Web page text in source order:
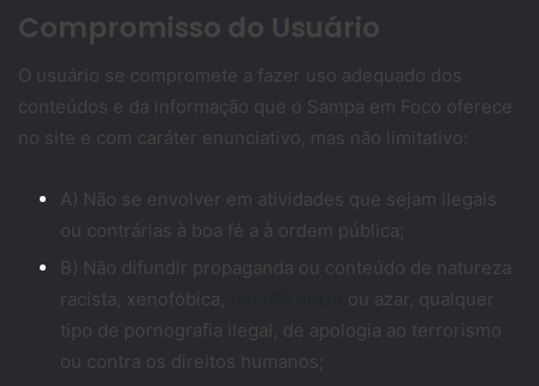
Compromisso do Usuário
O usuário se compromete a fazer uso adequado dos
conteúdos e da informação que o Sampa em Foco oferece
no site e com caráter enunciativo, mas não limitativo:
A) Não se envolver em atividades que sejam ilegais
ou contrárias à boa fé a à ordem pública;
B) Não difundir propaganda ou conteúdo de natureza
racista, xenofóbica,
ou azar, qualquer
tipo de pornografia ilegal, de apologia ao terrorismo
ou contra os direitos humanos;